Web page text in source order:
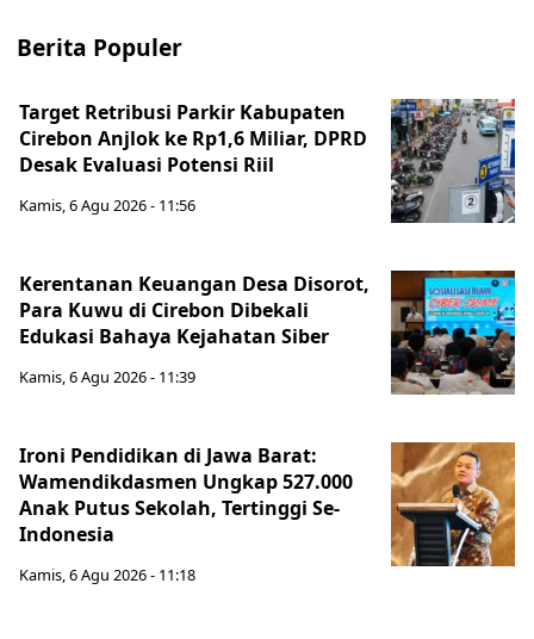
Berita Populer
Target Retribusi Parkir Kabupaten
Cirebon Anjlok ke Rp1,6 Miliar, DPRD
Desak Evaluasi Potensi Riil
Kamis, 6 Agu 2026 - 11:56
Kerentanan Keuangan Desa Disorot,
Para Kuwu di Cirebon Dibekali
Edukasi Bahaya Kejahatan Siber
Kamis, 6 Agu 2026 - 11:39
Ironi Pendidikan di Jawa Barat:
Wamendikdasmen Ungkap 527.000
Anak Putus Sekolah, Tertinggi Se-
Indonesia
Kamis, 6 Agu 2026 - 11:18